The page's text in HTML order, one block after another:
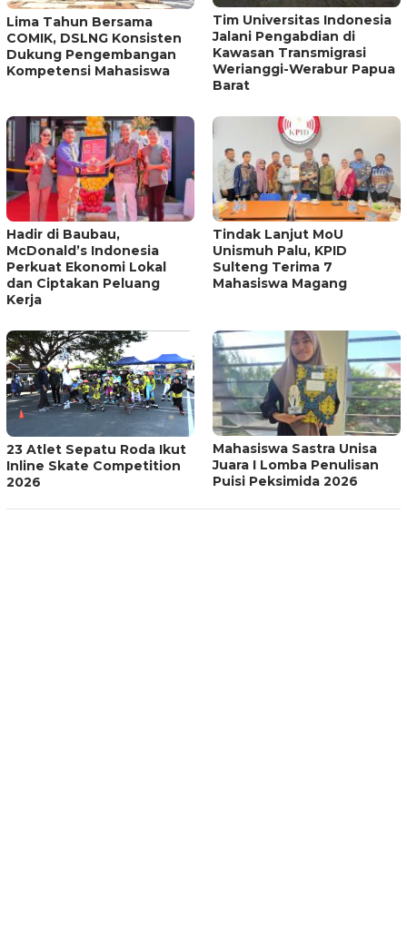
Lima Tahun Bersama
COMIK, DSLNG Konsisten
Dukung Pengembangan
Kompetensi Mahasiswa
Tim Universitas Indonesia
Jalani Pengabdian di
Kawasan Transmigrasi
Werianggi-Werabur Papua
Barat
Hadir di Baubau,
McDonald’s Indonesia
Perkuat Ekonomi Lokal
dan Ciptakan Peluang
Kerja
Tindak Lanjut MoU
Unismuh Palu, KPID
Sulteng Terima 7
Mahasiswa Magang
23 Atlet Sepatu Roda Ikut
Inline Skate Competition
2026
Mahasiswa Sastra Unisa
Juara I Lomba Penulisan
Puisi Peksimida 2026